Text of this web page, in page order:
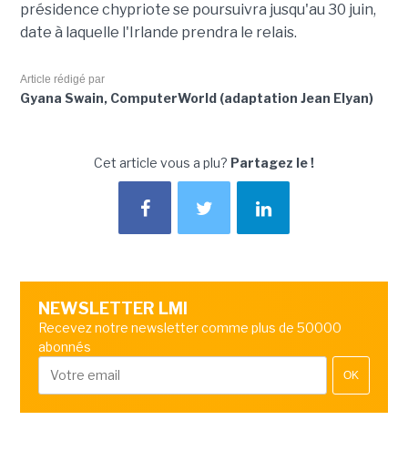
présidence chypriote se poursuivra jusqu'au 30 juin,
date à laquelle l'Irlande prendra le relais.
Article rédigé par
Gyana Swain, ComputerWorld (adaptation Jean Elyan)
Cet article vous a plu? Partagez le !
NEWSLETTER LMI
Recevez notre newsletter comme plus de 50000
abonnés
OK